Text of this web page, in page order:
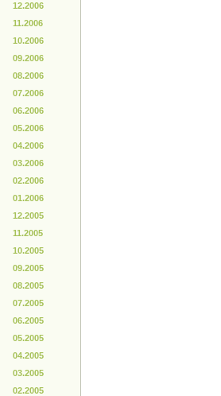
12.2006
11.2006
10.2006
09.2006
08.2006
07.2006
06.2006
05.2006
04.2006
03.2006
02.2006
01.2006
12.2005
11.2005
10.2005
09.2005
08.2005
07.2005
06.2005
05.2005
04.2005
03.2005
02.2005